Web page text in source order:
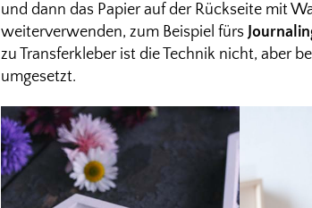
und dann das Papier auf der Rückseite mit
weiterverwenden, zum Beispiel fürs
zu Transferkleber ist die Technik nicht, aber
umgesetzt.